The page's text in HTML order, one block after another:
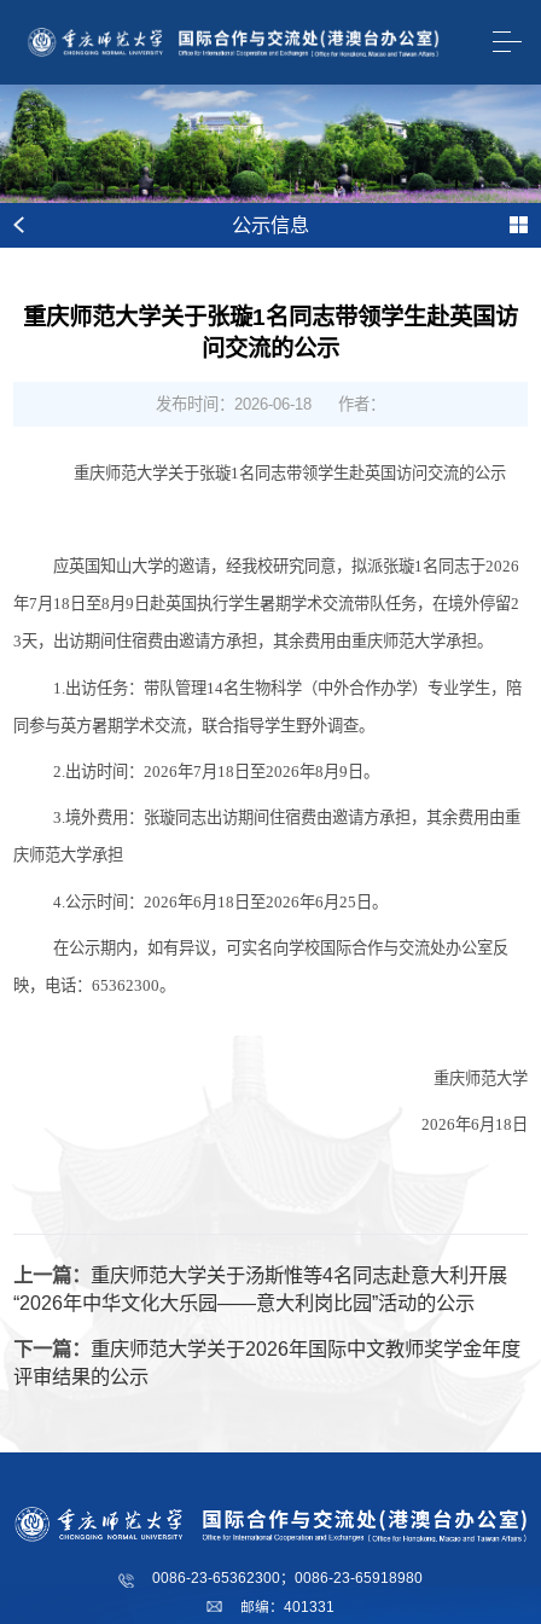
公示信息
重庆师范大学关于张璇1名同志带领学生赴英国访
问交流的公示
发布时间：2026-06-18 作者：
重庆师范大学关于张璇1名 同志带领学生赴英国访问交流的公示
应英国知山大学的邀请， 经我校研究同意，拟派张璇1名 同志于2026
年7月 18 日至8月9 日赴英国执行学生暑期学术交流带队任务，在境外停留2
3天，出访期间住宿费由邀请方承担，其余费用由重庆师范大学承担。
1. 出访任务： 带队管理14名生物科学（中外合作办学）专业学生，陪
同参与英方暑期学术交流，联合指导学生野外调查。
2.出访时间： 2026年7 月 18 日至2026年8月9 日。
3.境外费用： 张璇同志出访期间 住宿费由邀请方承担，其余费用由重
庆师范大学承担
4.公示时间： 2026年6 月 18 日至2026年6月25 日 。
在公示期内，如有异议，可实名向学校国际合作与交流处办公室反
映，电话：65362300。
重庆师范大学
2026年6月 18 日
上一篇： 重庆师范大学关于汤斯惟等4名同志赴意大利开展
“2026年中华文化大乐园——意大利岗比园”活动的公示
下一篇： 重庆师范大学关于2026年国际中文教师奖学金年度
评审结果的公示
0086-23-65362300；0086-23-65918980
邮编：401331